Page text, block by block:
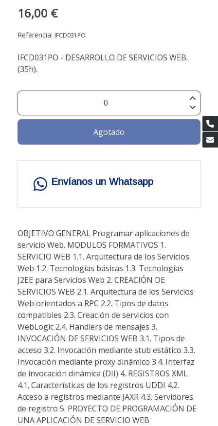
16,00 €
Referencia: IFCD031PO
IFCD031PO - DESARROLLO DE SERVICIOS WEB.
(35h).
Agotado
Envíanos un Whatsapp
OBJETIVO GENERAL Programar aplicaciones de
servicio Web. MODULOS FORMATIVOS 1.
SERVICIO WEB 1.1. Arquitectura de los Servicios
Web 1.2. Tecnologías básicas 1.3. Tecnologías
J2EE para Servicios Web 2. CREACIÓN DE
SERVICIOS WEB 2.1. Arquitectura de los Servicios
Web orientados a RPC 2.2. Tipos de datos
compatibles 2.3. Creación de servicios con
WebLogic 2.4. Handlers de mensajes 3.
INVOCACIÓN DE SERVICIOS WEB 3.1. Tipos de
acceso 3.2. Invocación mediante stub estático 3.3.
Invocación mediante proxy dinámico 3.4. Interfaz
de invocación dinámica (DII) 4. REGISTROS XML
4.1. Características de los registros UDDI 4.2.
Acceso a registros mediante JAXR 4.3. Servidores
de registro 5. PROYECTO DE PROGRAMACIÓN DE
UNA APLICACIÓN DE SERVICIO WEB